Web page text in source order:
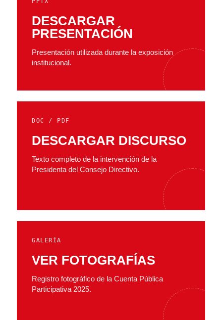
DESCARGAR
PRESENTACIÓN
Presentación utilizada durante la exposición
institucional.
DOC / PDF
DESCARGAR DISCURSO
Texto completo de la intervención de la
Presidenta del Consejo Directivo.
GALERÍA
VER FOTOGRAFÍAS
Registro fotográfico de la Cuenta Pública
Participativa 2025.